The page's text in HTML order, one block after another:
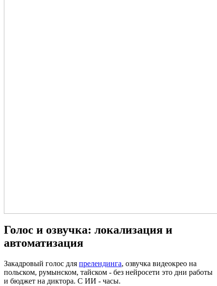
Голос и озвучка: локализация и
автоматизация
Закадровый голос для прелендинга, озвучка видеокрео на
польском, румынском, тайском - без нейросети это дни работы
и бюджет на диктора. С ИИ - часы.